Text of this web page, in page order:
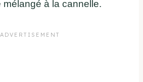
mélangé à la cannelle.